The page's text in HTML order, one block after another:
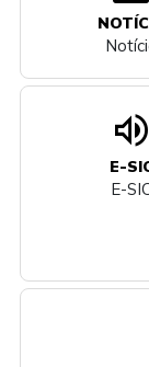
volume_up
E-
E-